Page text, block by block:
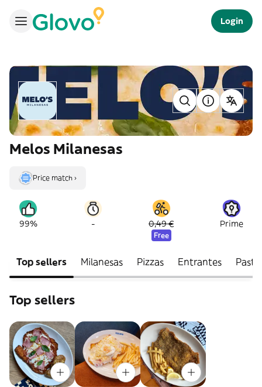
Login
Melos Milanesas
Price match ›
99% - 0,49 €
Free
Prime
Top sellers Milanesas Pizzas Entrantes
Top sellers